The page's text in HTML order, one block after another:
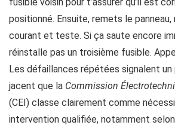
positionné. Ensuite, remets le
courant et teste. Si ça saute encore
réinstalle pas un troisième fusible.
Les défaillances répétées signalent un
jacent que la Commission
(CEI) classe clairement comme
intervention qualifiée, notamment